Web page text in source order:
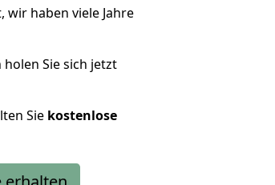
haben viele Jahre
holen Sie sich jetzt
Sie kostenlose